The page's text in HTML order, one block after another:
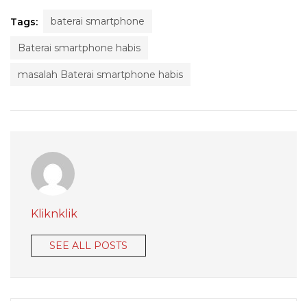
Tags: baterai smartphone
Baterai smartphone habis
masalah Baterai smartphone habis
Kliknklik
SEE ALL POSTS